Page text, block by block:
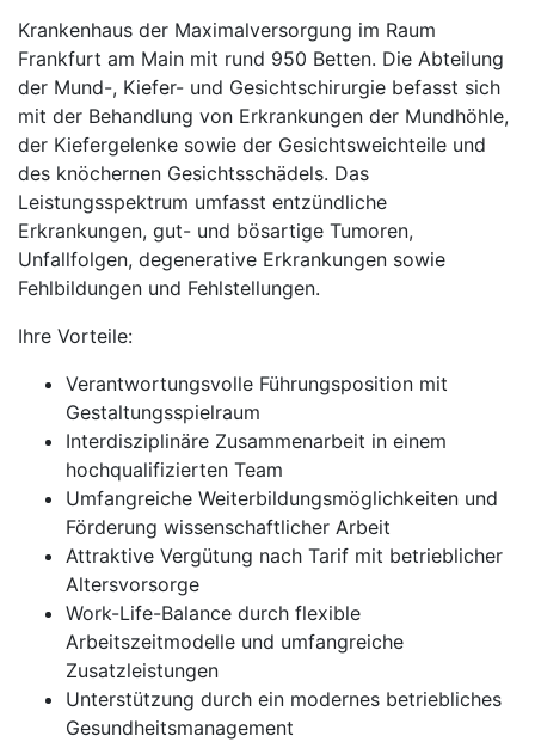
Krankenhaus der Maximalversorgung im Raum
Frankfurt am Main mit rund 950 Betten. Die Abteilung
der Mund-, Kiefer- und Gesichtschirurgie befasst sich
mit der Behandlung von Erkrankungen der Mundhöhle,
der Kiefergelenke sowie der Gesichtsweichteile und
des knöchernen Gesichtsschädels. Das
Leistungsspektrum umfasst entzündliche
Erkrankungen, gut- und bösartige Tumoren,
Unfallfolgen, degenerative Erkrankungen sowie
Fehlbildungen und Fehlstellungen.
Ihre Vorteile:
Verantwortungsvolle Führungsposition mit
Gestaltungsspielraum
Interdisziplinäre Zusammenarbeit in einem
hochqualifizierten Team
Umfangreiche Weiterbildungsmöglichkeiten und
Förderung wissenschaftlicher Arbeit
Attraktive Vergütung nach Tarif mit betrieblicher
Altersvorsorge
Work-Life-Balance durch flexible
Arbeitszeitmodelle und umfangreiche
Zusatzleistungen
Unterstützung durch ein modernes betriebliches
Gesundheitsmanagement